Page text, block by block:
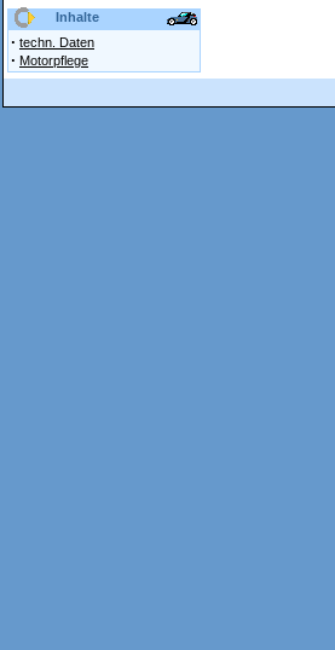
Inhalte
· techn. Daten
· Motorpflege